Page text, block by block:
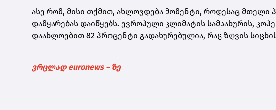
ასე რომ, მისი თქმით, ახლოვდება მომენტი, როდესაც მთელი
დამყარებას დაიწყებს. ევროპული კლიმატის სამსახურის,
დაახლოებით 82 პროცენტი გადახურებულია, რაც ზღვის
ვრცლად euronews – ზე